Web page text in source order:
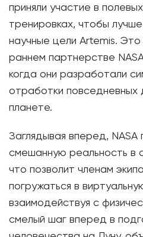
приняли участие в
тренировках, чтобы
научные цели Artemis.
раннем партнерстве
когда они разработали
отработки повседневных
планете.
Заглядывая вперед, NASA
смешанную реальность в
что позволит членам
погружаться в
взаимодействуя с
смелый шаг вперед в